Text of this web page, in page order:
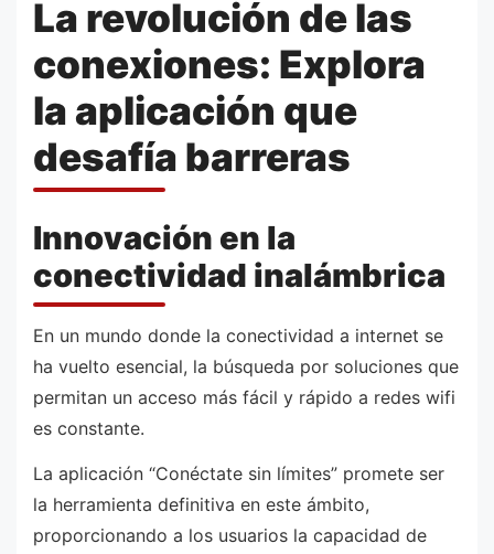
La revolución de las
conexiones: Explora
la aplicación que
desafía barreras
Innovación en la
conectividad inalámbrica
En un mundo donde la conectividad a internet se
ha vuelto esencial, la búsqueda por soluciones que
permitan un acceso más fácil y rápido a redes wifi
es constante.
La aplicación “Conéctate sin límites” promete ser
la herramienta definitiva en este ámbito,
proporcionando a los usuarios la capacidad de